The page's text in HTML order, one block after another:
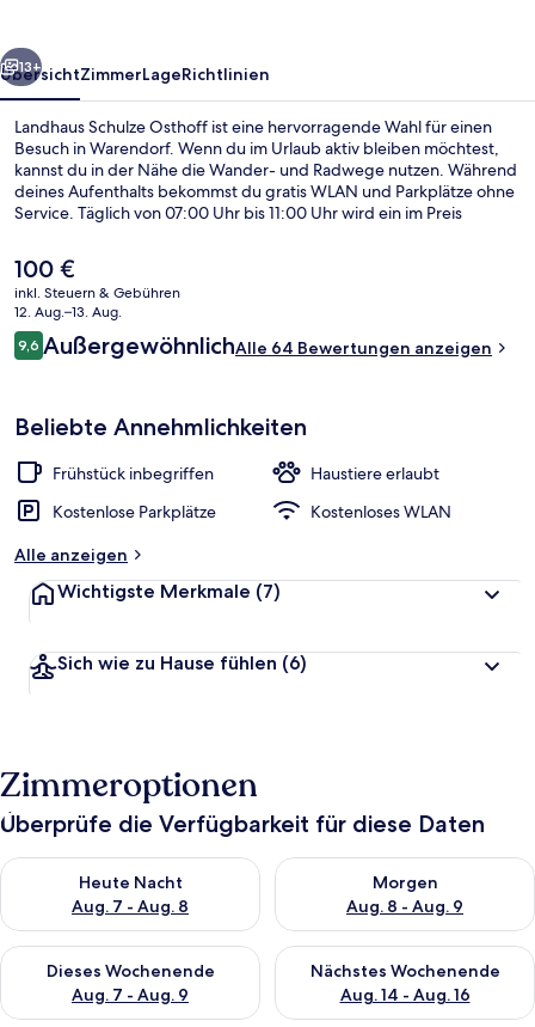
Weiter
13+
ÜbersichtZimmerLageRichtlinien
Landhaus Schulze Osthoff ist eine hervorragende Wahl für einen
Besuch in Warendorf. Wenn du im Urlaub aktiv bleiben möchtest,
kannst du in der Nähe die Wander- und Radwege nutzen. Während
deines Aufenthalts bekommst du gratis WLAN und Parkplätze ohne
Service. Täglich von 07:00 Uhr bis 11:00 Uhr wird ein im Preis
Terrasse and einen Garten.
Der
aktuelle
Preis
beträgt
100 €.
100 €
inkl. Steuern & Gebühren
12. Aug.–13. Aug.
Bewertungen
9,69,6 von 10.
AußergewöhnlichAlle 64 Bewertungen anzeigen
Beliebte Annehmlichkeiten
Frühstück inbegriffen
Haustiere erlaubt
Kostenlose Parkplätze
Kostenloses WLAN
Alle anzeigen
Wichtigste Merkmale (7)
Sich wie zu Hause fühlen (6)
Zimmeroptionen
Überprüfe die Verfügbarkeit für diese Daten
Heute Nacht
Aug. 7 - Aug. 8
Überprüfe die Verfügbarkeit für heute Nacht, Aug. 7 - Aug. 8.
Morgen
Aug. 8 - Aug. 9
Überprüfe die Verfügbarkeit
Dieses Wochenende
Aug. 7 - Aug. 9
Überprüfe die Verfügbarkeit für dieses Wochenende, Aug. 7
Nächstes Wochenende
Aug. 14 - Aug. 16
Überprüfe die Verfügbarkeit